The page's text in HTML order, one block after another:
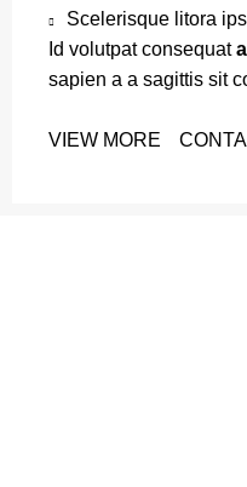
Scelerisque litora
Id volutpat consequat
sapien a a sagittis sit
VIEW MORE